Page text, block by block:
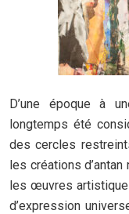
D’une époque à
longtemps été
des cercles
les créations
les œuvres
d’expression